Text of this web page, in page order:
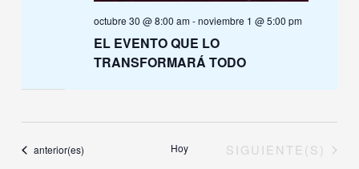
EL EVENTO QUE LO
TRANSFORMARÁ TODO
octubre 30 @ 8:00 am-noviembre 1 @ 5:00 pm
Eventos
anterior(es) Hoy EVENTOS
SIGUIENTE(S)